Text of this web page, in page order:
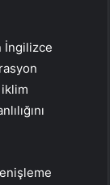
İngilizce
iklim